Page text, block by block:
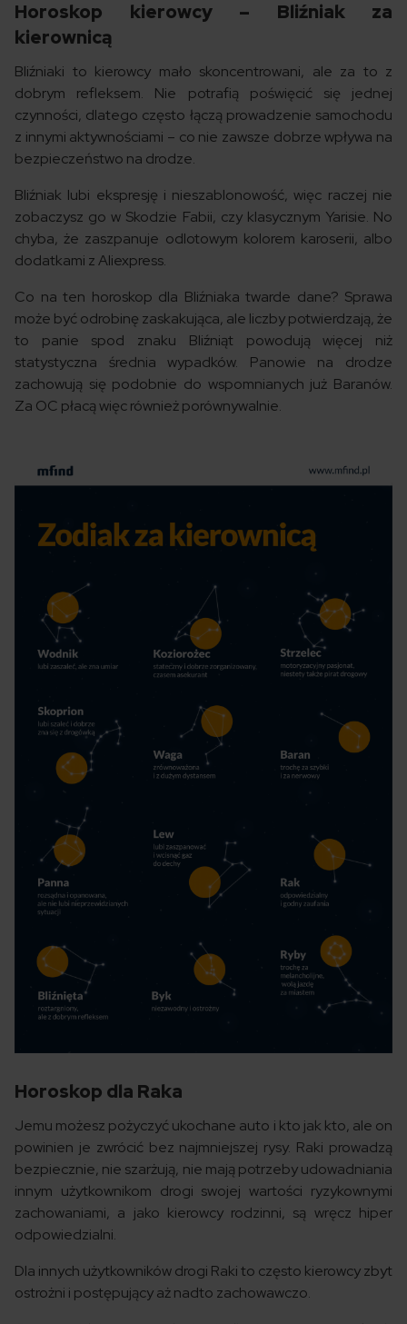
Horoskop kierowcy – Bliźniak za
kierownicą
Bliźniaki to kierowcy mało skoncentrowani, ale za to z
dobrym refleksem. Nie potrafią poświęcić się jednej
czynności, dlatego często łączą prowadzenie samochodu
z innymi aktywnościami – co nie zawsze dobrze wpływa na
bezpieczeństwo na drodze.
Bliźniak lubi ekspresję i nieszablonowość, więc raczej nie
zobaczysz go w Skodzie Fabii, czy klasycznym Yarisie. No
chyba, że zaszpanuje odlotowym kolorem karoserii, albo
dodatkami z Aliexpress.
Co na ten horoskop dla Bliźniaka twarde dane? Sprawa
może być odrobinę zaskakująca, ale liczby potwierdzają, że
to panie spod znaku Bliźniąt powodują więcej niż
statystyczna średnia wypadków. Panowie na drodze
zachowują się podobnie do wspomnianych już Baranów.
Za OC płacą więc również porównywalnie.
Horoskop dla Raka
Jemu możesz pożyczyć ukochane auto i kto jak kto, ale on
powinien je zwrócić bez najmniejszej rysy. Raki prowadzą
bezpiecznie, nie szarżują, nie mają potrzeby udowadniania
innym użytkownikom drogi swojej wartości ryzykownymi
zachowaniami, a jako kierowcy rodzinni, są wręcz hiper
odpowiedzialni.
Dla innych użytkowników drogi Raki to często kierowcy zbyt
ostrożni i postępujący aż nadto zachowawczo.